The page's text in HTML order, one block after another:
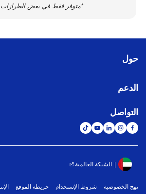
*متوفر فقط في بعض الطرازات
حول
الدعم
التواصل
الشبكة العالمية
نهج الخصوصية شروط الإستخدام خريطة الموقع